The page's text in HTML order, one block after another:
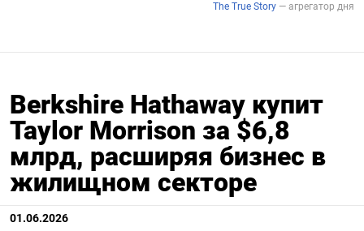
Berkshire Hathaway купит
Taylor Morrison за $6,8
млрд, расширяя бизнес в
жилищном секторе
01.06.2026